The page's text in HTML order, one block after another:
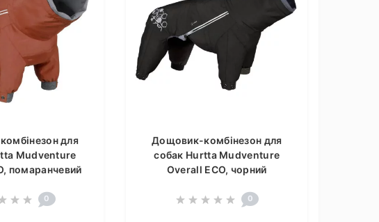
для
Mudventure
помаранчевий
0
Дощовик-комбінезон для
собак Hurtta Mudventure
Overall ECO, чорний
0